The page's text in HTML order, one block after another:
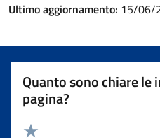
Ultimo aggiornamento: 15/06/
Quanto sono chiare
pagina?